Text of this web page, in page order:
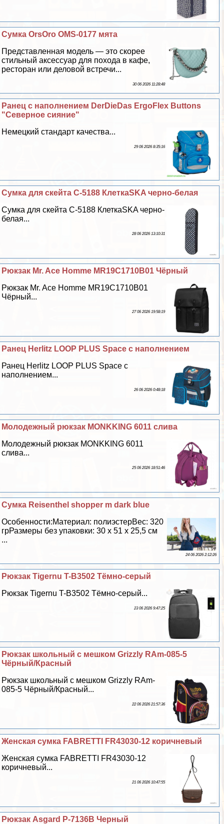
Сумка OrsOro OMS-0177 мята
Представленная модель — это скорее
стильный аксессуар для похода в кафе,
ресторан или деловой встречи...
30 06 2026 11:28:48
Ранец с наполнением DerDieDas ErgoFlex Buttons
"Северное сияние"
Немецкий стандарт качества...
29 06 2026 8:35:16
Сумка для скейта С-5188 КлеткаSKA черно-белая
Сумка для скейта С-5188 КлеткаSKA черно-
белая...
28 06 2026 13:10:31
Рюкзак Mr. Ace Homme MR19C1710B01 Чёрный
Рюкзак Mr. Ace Homme MR19C1710B01
Чёрный...
27 06 2026 19:58:19
Ранец Herlitz LOOP PLUS Space с наполнением
Ранец Herlitz LOOP PLUS Space с
наполнением...
26 06 2026 0:48:18
Молодежный рюкзак MONKKING 6011 слива
Молодежный рюкзак MONKKING 6011
слива...
25 06 2026 18:51:46
Сумка Reisenthel shopper m dark blue
Особенности:Материал: полиэстерВес: 320
грРазмеры без упаковки: 30 х 51 х 25,5 см
...
24 06 2026 2:12:26
Рюкзак Tigernu T-B3502 Тёмно-серый
Рюкзак Tigernu T-B3502 Тёмно-серый...
23 06 2026 9:47:25
Рюкзак школьный с мешком Grizzly RAm-085-5
Чёрный/Красный
Рюкзак школьный с мешком Grizzly RAm-
085-5 Чёрный/Красный...
22 06 2026 21:57:36
Женская сумка FABRETTI FR43030-12 коричневый
Женская сумка FABRETTI FR43030-12
коричневый...
21 06 2026 10:47:55
Рюкзак Asgard Р-7136В Черный